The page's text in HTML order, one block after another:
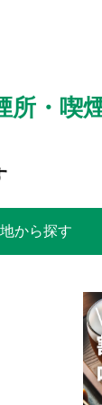
所・喫
から探す